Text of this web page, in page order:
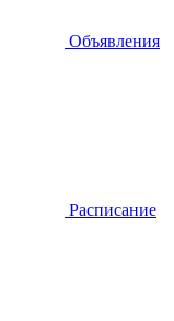
Объявления
Расписание